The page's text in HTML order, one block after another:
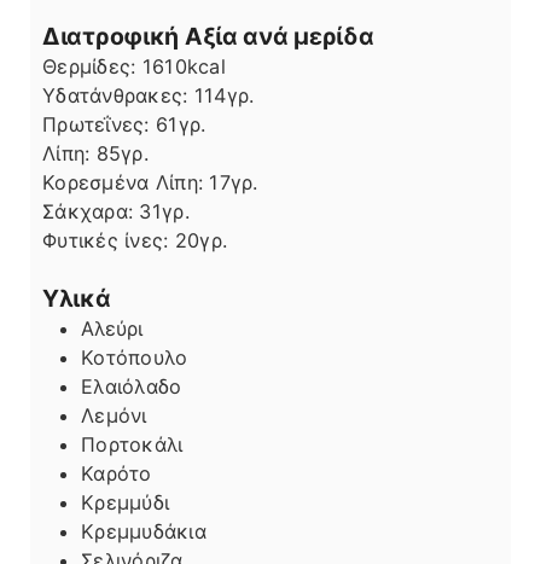
Διατροφική Αξία ανά μερίδα
Θερμίδες: 1610kcal
Υδατάνθρακες: 114γρ.
Πρωτεΐνες: 61γρ.
Λίπη
Λίπη: 85γρ.
Κορεσμένα Λίπη: 17γρ.
Σάκχαρα: 31γρ.
Φυτικές ίνες: 20γρ.
Υλικά
Αλεύρι
Κοτόπουλο
Ελαιόλαδο
Λεμόνι
Πορτοκάλι
Καρότο
Κρεμμύδι
Κρεμμυδάκια